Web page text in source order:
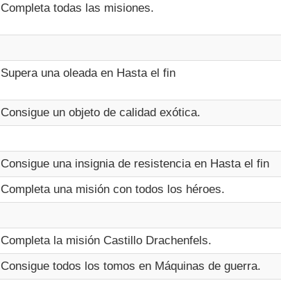
Completa todas las misiones.
Supera una oleada en Hasta el fin
Consigue un objeto de calidad exótica.
Consigue una insignia de resistencia en Hasta el fin
Completa una misión con todos los héroes.
Completa la misión Castillo Drachenfels.
Consigue todos los tomos en Máquinas de guerra.